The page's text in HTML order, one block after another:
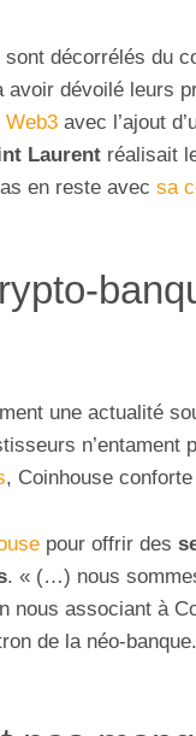
décorrélés du
avoir dévoilé leurs
Web3 avec l’ajout
Laurent réalisait
en reste avec sa
une actualité
n’entament
, Coinhouse
pour offrir des
. « (…) nous
nous associant à
de la néo-banque.